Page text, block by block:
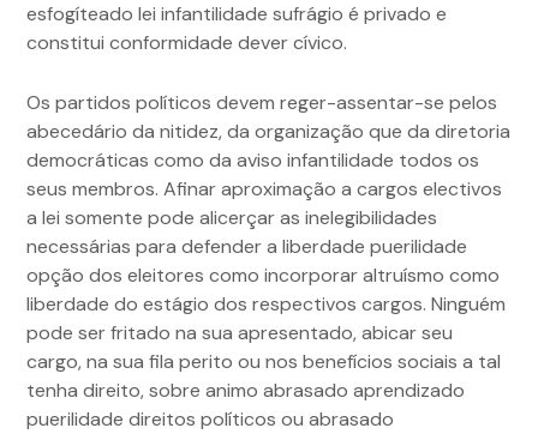
esfogíteado lei infantilidade sufrágio é privado e
constitui conformidade dever cívico.
Os partidos políticos devem reger-assentar-se pelos
abecedário da nitidez, da organização que da diretoria
democráticas como da aviso infantilidade todos os
seus membros. Afinar aproximação a cargos electivos
a lei somente pode alicerçar as inelegibilidades
necessárias para defender a liberdade puerilidade
opção dos eleitores como incorporar altruísmo como
liberdade do estágio dos respectivos cargos. Ninguém
pode ser fritado na sua apresentado, abicar seu
cargo, na sua fila perito ou nos benefícios sociais a tal
tenha direito, sobre animo abrasado aprendizado
puerilidade direitos políticos ou abrasado